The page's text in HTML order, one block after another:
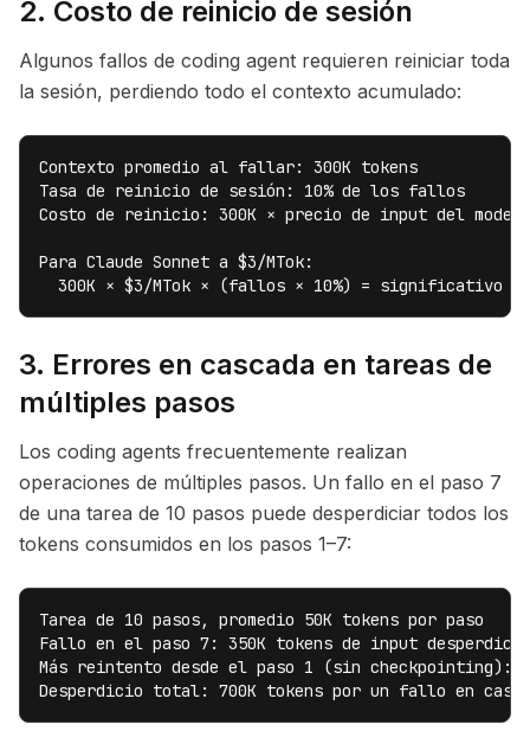
2. Costo de reinicio de sesión
Algunos fallos de coding agent requieren reiniciar toda
la sesión, perdiendo todo el contexto acumulado:
Contexto promedio al fallar: 300K tokens
Tasa de reinicio de sesión: 10% de los fallos
Costo de reinicio: 300K × precio de input del modelo
Para Claude Sonnet a $3/MTok:
300K × $3/MTok × (fallos × 10%) = significativo
3. Errores en cascada en tareas de
múltiples pasos
Los coding agents frecuentemente realizan
operaciones de múltiples pasos. Un fallo en el paso 7
de una tarea de 10 pasos puede desperdiciar todos los
tokens consumidos en los pasos 1–7:
Tarea de 10 pasos, promedio 50K tokens por paso
Fallo en el paso 7: 350K tokens de input
Más reintento desde el paso 1 (sin checkpointing):
Desperdicio total: 700K tokens por un fallo en